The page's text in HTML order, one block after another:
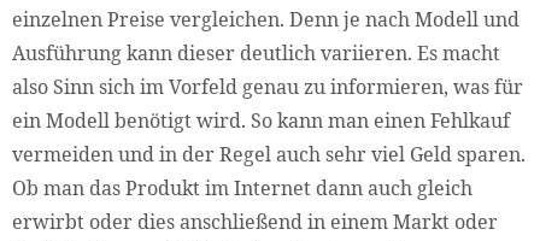
einzelnen Preise vergleichen. Denn je nach Modell und
Ausführung kann dieser deutlich variieren. Es macht
also Sinn sich im Vorfeld genau zu informieren, was für
ein Modell benötigt wird. So kann man einen Fehlkauf
vermeiden und in der Regel auch sehr viel Geld sparen.
Ob man das Produkt im Internet dann auch gleich
erwirbt oder dies anschließend in einem Markt oder